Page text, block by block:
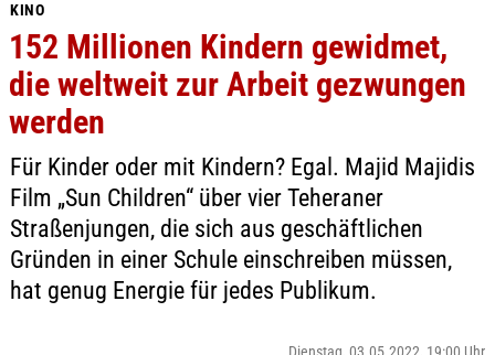
KINO
152 Millionen Kindern gewidmet,
die weltweit zur Arbeit gezwungen
werden
Für Kinder oder mit Kindern? Egal. Majid Majidis
Film „Sun Children“ über vier Teheraner
Straßenjungen, die sich aus geschäftlichen
Gründen in einer Schule einschreiben müssen,
hat genug Energie für jedes Publikum.